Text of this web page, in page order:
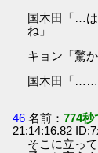
国木田「…は
ね」
キョン「驚
国木田「……
46 名前：774秒
21:14:16.82
そこに立っ